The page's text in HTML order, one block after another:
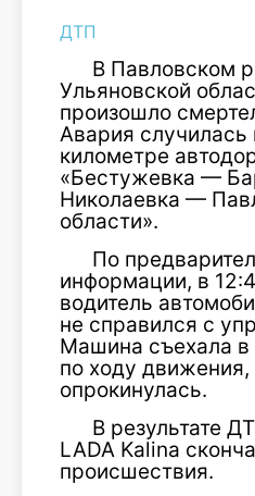
ДТП
В Павловском
Ульяновской
произошло
Авария случилась
километре
«Бестужевка —
Николаевка —
области».
По
информации, в
водитель
не справился с
Машина съехала
по ходу движения,
опрокинулась.
В результате
LADA Kalina
происшествия.